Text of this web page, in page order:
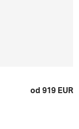
od 919 EUR